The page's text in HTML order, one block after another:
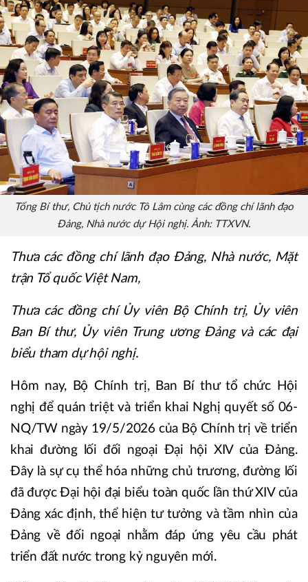
Tổng Bí thư, Chủ tịch nước Tô Lâm cùng các đồng chí lãnh đạo
Đảng, Nhà nước dự Hội nghị. Ảnh: TTXVN.
Thưa các đồng chí lãnh đạo Đảng, Nhà nước, Mặt
trận Tổ quốc Việt Nam,
Thưa các đồng chí Ủy viên Bộ Chính trị, Ủy viên
Ban Bí thư, Ủy viên Trung ương Đảng và các đại
biểu tham dự hội nghị.
Hôm nay, Bộ Chính trị, Ban Bí thư tổ chức Hội
nghị để quán triệt và triển khai Nghị quyết số 06-
NQ/TW ngày 19/5/2026 của Bộ Chính trị về triển
khai đường lối đối ngoại Đại hội XIV của Đảng.
Đây là sự cụ thể hóa những chủ trương, đường lối
đã được Đại hội đại biểu toàn quốc lần thứ XIV của
Đảng xác định, thể hiện tư tưởng và tầm nhìn của
Đảng về đối ngoại nhằm đáp ứng yêu cầu phát
triển đất nước trong kỷ nguyên mới.